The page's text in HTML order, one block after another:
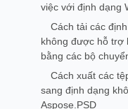
việc với định dạng
Cách tải các
không được hỗ trợ
bằng các bộ
Cách xuất các
sang định dạng
Aspose.PSD